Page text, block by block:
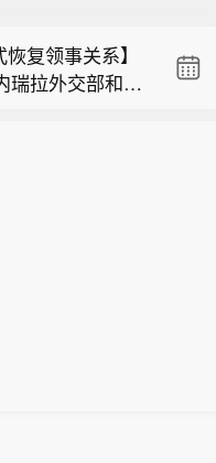
时发言，强调
（新华社）
复领事关系】
瑞拉外交部和智